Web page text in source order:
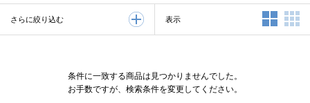
さらに絞り込む 表示 2列表示
条件に一致する商品は見つかりませんでした。
お手数ですが、検索条件を変更してください。